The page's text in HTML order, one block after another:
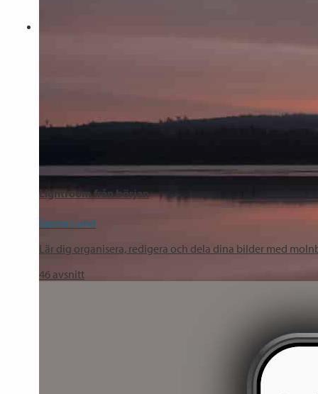
Lightroom från början
Sanna Lund
Lär dig organisera, redigera och dela dina bilder med
46 avsnitt